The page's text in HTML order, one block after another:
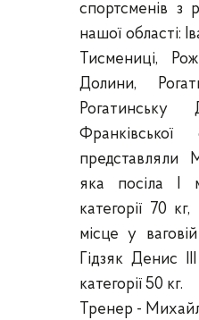
спортсменів з
нашої області:
Тисмениці,
Долини,
представляли
яка посіла І
категорії 70
місце у
Гідзяк Денис
категорії 50 кг.
Тренер -